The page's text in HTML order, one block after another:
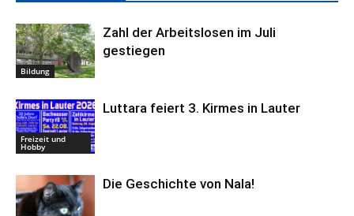
Bildung
Zahl der Arbeitslosen im Juli
gestiegen
Freizeit und
Hobby
Luttara feiert 3. Kirmes in Lauter
Die Geschichte von Nala!